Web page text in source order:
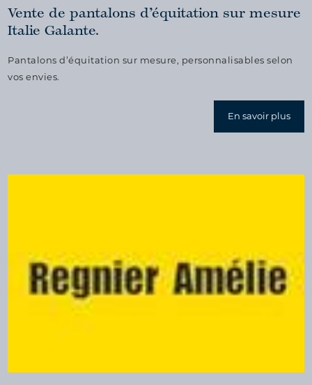
Vente de pantalons d’équitation sur mesure
Italie Galante.
Pantalons d’équitation sur mesure, personnalisables selon
vos envies.
En savoir plus